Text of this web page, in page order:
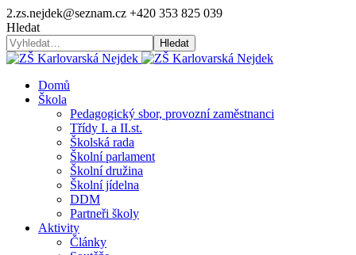
2.zs.nejdek@seznam.cz +420 353 825 039
Hledat
Hledat
Domů
Škola
Pedagogický sbor, provozní zaměstnanci
Třídy I. a II.st.
Školská rada
Školní parlament
Školní družina
Školní jídelna
DDM
Partneři školy
Aktivity
Články